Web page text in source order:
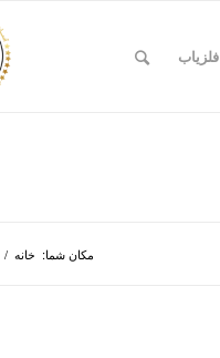
فلزیاب
مکان شما: خانه /